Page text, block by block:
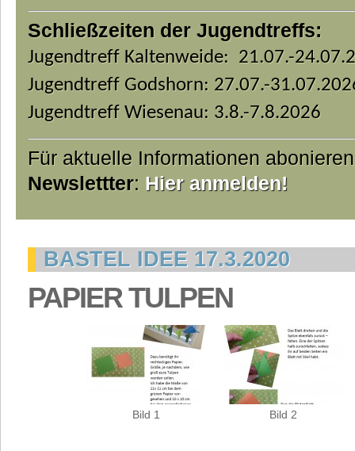
Schließzeiten der Jugendtreffs:
Jugendtreff Kaltenweide: 21.07.-
Jugendtreff Godshorn: 27.07.-
Jugendtreff Wiesenau: 3.8.-7.8.2026
Für aktuelle Informationen
Newslettter: Hier anmelden!
BASTEL IDEE 17.3.2020
PAPIER TULPEN
Bild 1 Bild 2